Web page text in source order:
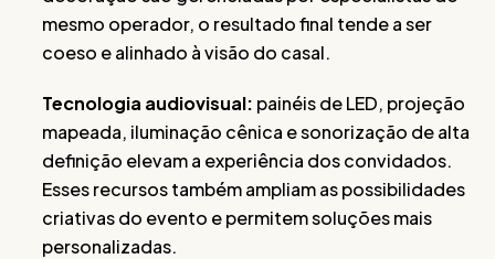
mesmo operador, o resultado final tende a ser
coeso e alinhado à visão do casal.
Tecnologia audiovisual: painéis de LED, projeção
mapeada, iluminação cênica e sonorização de alta
definição elevam a experiência dos convidados.
Esses recursos também ampliam as possibilidades
criativas do evento e permitem soluções mais
personalizadas.